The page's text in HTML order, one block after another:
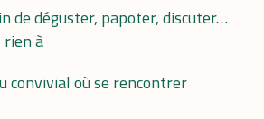
de déguster, papoter, discuter…
rien à
convivial où se rencontrer